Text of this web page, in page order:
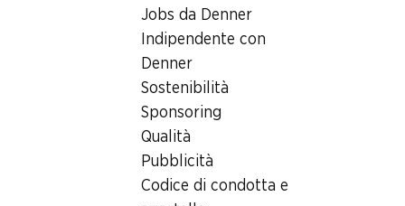
Jobs da Denner
Indipendente con
Denner
Sostenibilità
Sponsoring
Qualità
Pubblicità
Codice di condotta e
Il fumo uccide – smetti subito
1030710
Con la newsletter di Denner si rimane sempre aggiornati. Si